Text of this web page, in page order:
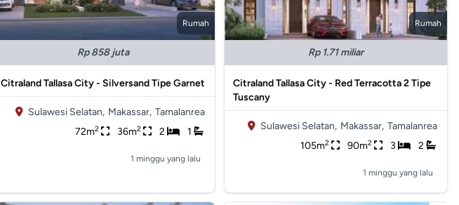
Rumah
Rp 858 juta
Citraland Tallasa City - Silversand Tipe Garnet
Sulawesi Selatan, Makassar, Tamalanrea
72m2 36m2 2 1
1 minggu yang lalu
Rumah
Rp 1.71 miliar
Citraland Tallasa City - Red Terracotta 2 Tipe
Tuscany
Sulawesi Selatan, Makassar, Tamalanrea
105m2 90m2 3 2
1 minggu yang lalu